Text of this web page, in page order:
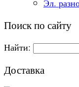
Эл.
Поиск по сайту
Найти:
Доставка